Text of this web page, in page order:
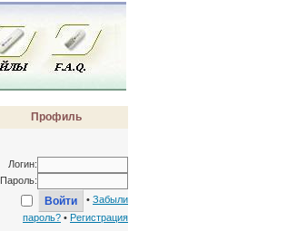
Профиль
Логин:
Пароль:
• Забыли
пароль? • Регистрация